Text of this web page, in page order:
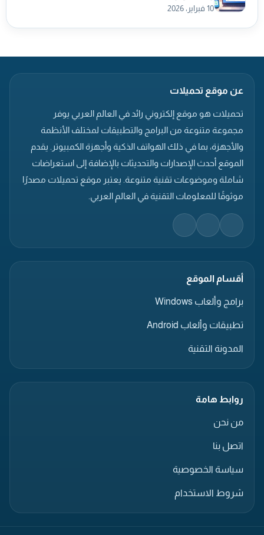
10 فبراير، 2026
عن موقع تحميلات
تحميلات هو موقع إلكتروني رائد في العالم العربي يوفر
مجموعة متنوعة من البرامج والتطبيقات لمختلف الأنظمة
والأجهزة، بما في ذلك الهواتف الذكية وأجهزة الكمبيوتر. يقدم
الموقع أحدث الإصدارات والتحديثات بالإضافة إلى استعراضات
شاملة وموضوعات تقنية متنوعة. يعتبر موقع تحميلات مصدرًا
موثوقًا للمعلومات التقنية في العالم العربي.
أقسام الموقع
برامج وألعاب Windows
تطبيقات وألعاب Android
المدونة التقنية
روابط هامة
من نحن
اتصل بنا
سياسة الخصوصية
شروط الاستخدام